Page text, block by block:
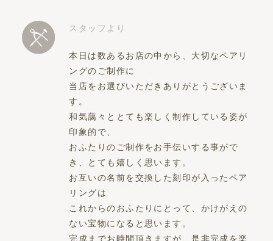
スタッフより
本日は数あるお店の中から、大切なペアリ
ングのご制作に
当店をお選びいただきありがとうございま
す。
和気藹々ととても楽しく制作している姿が
印象的で、
おふたりのご制作をお手伝いする事がで
き、とても嬉しく思います。
お互いの名前を交換した刻印が入ったペア
リングは
これからのおふたりにとって、かけがえの
ない宝物になると思います。
完成までお時間頂きますが、是非完成を楽